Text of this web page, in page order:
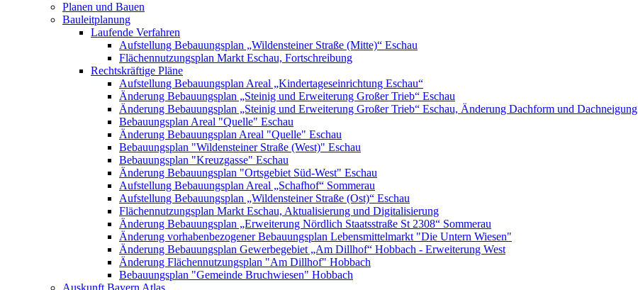
Planen und Bauen
Bauleitplanung
Laufende Verfahren
Aufstellung Bebauungsplan „Wildensteiner Straße (Mitte)“ Eschau
Flächennutzungsplan Markt Eschau, Fortschreibung
Rechtskräftige Pläne
Aufstellung Bebauungsplan Areal „Kindertageseinrichtung Eschau“
Änderung Bebauungsplan „Steinig und Erweiterung Großer Trieb“ Eschau
Änderung Bebauungsplan „Steinig und Erweiterung Großer Trieb“ Eschau, Änderung Dachform und Dachneigung
Bebauungsplan Areal "Quelle" Eschau
Änderung Bebauungsplan Areal "Quelle" Eschau
Bebauungsplan "Wildensteiner Straße (West)" Eschau
Bebauungsplan "Kreuzgasse" Eschau
Änderung Bebauungsplan "Ortsgebiet Süd-West" Eschau
Aufstellung Bebauungsplan Areal „Schafhof“ Sommerau
Aufstellung Bebauungsplan „Wildensteiner Straße (Ost)“ Eschau
Flächennutzungsplan Markt Eschau, Aktualisierung und Digitalisierung
Änderung Bebauungsplan „Erweiterung Nördlich Staatsstraße St 2308“ Sommerau
Änderung vorhabenbezogener Bebauungsplan Lebensmittelmarkt "Die Untern Wiesen"
Änderung Bebauungsplan Gewerbegebiet „Am Dillhof“ Hobbach - Erweiterung West
Änderung Flächennutzungsplan "Am Dillhof" Hobbach
Bebauungsplan "Gemeinde Bruchwiesen" Hobbach
Auskunft Bayern Atlas